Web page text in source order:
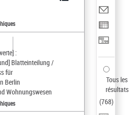
:
Blatteinteilung /
für
Berlin
Wohnungswesen
Tous les
résultats
(768)